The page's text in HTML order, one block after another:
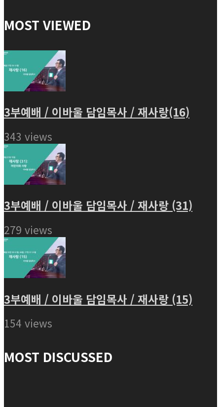
MOST VIEWED
3부예배 / 이바울 담임목사 / 재사랑(16)
343 views
3부예배 / 이바울 담임목사 / 재사랑 (31)
279 views
3부예배 / 이바울 담임목사 / 재사랑 (15)
154 views
MOST DISCUSSED